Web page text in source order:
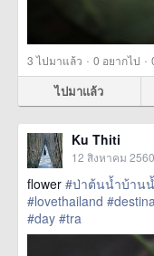
3ไปมาแล้ว · 0 อยากไป ·
ไปมาแล้ว
Ku Thiti
12 สิงหาคม 2560
flower #ป่าต้นน้ำบ้าน
#lovethailand
#day #tra
href=https://